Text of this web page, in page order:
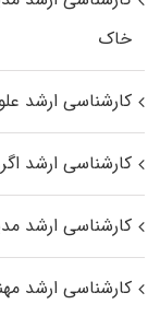
خاک
کارشناسی ارشد
کارشناسی ارشد
کارشناسی ارشد
کارشناسی ارشد